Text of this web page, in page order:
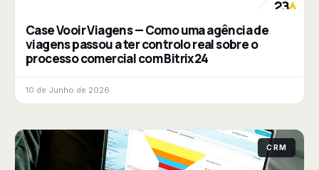
Case Vooir Viagens — Como uma agência de
viagens passou a ter controlo real sobre o
processo comercial com Bitrix24
10 de Junho de 2026
CRM